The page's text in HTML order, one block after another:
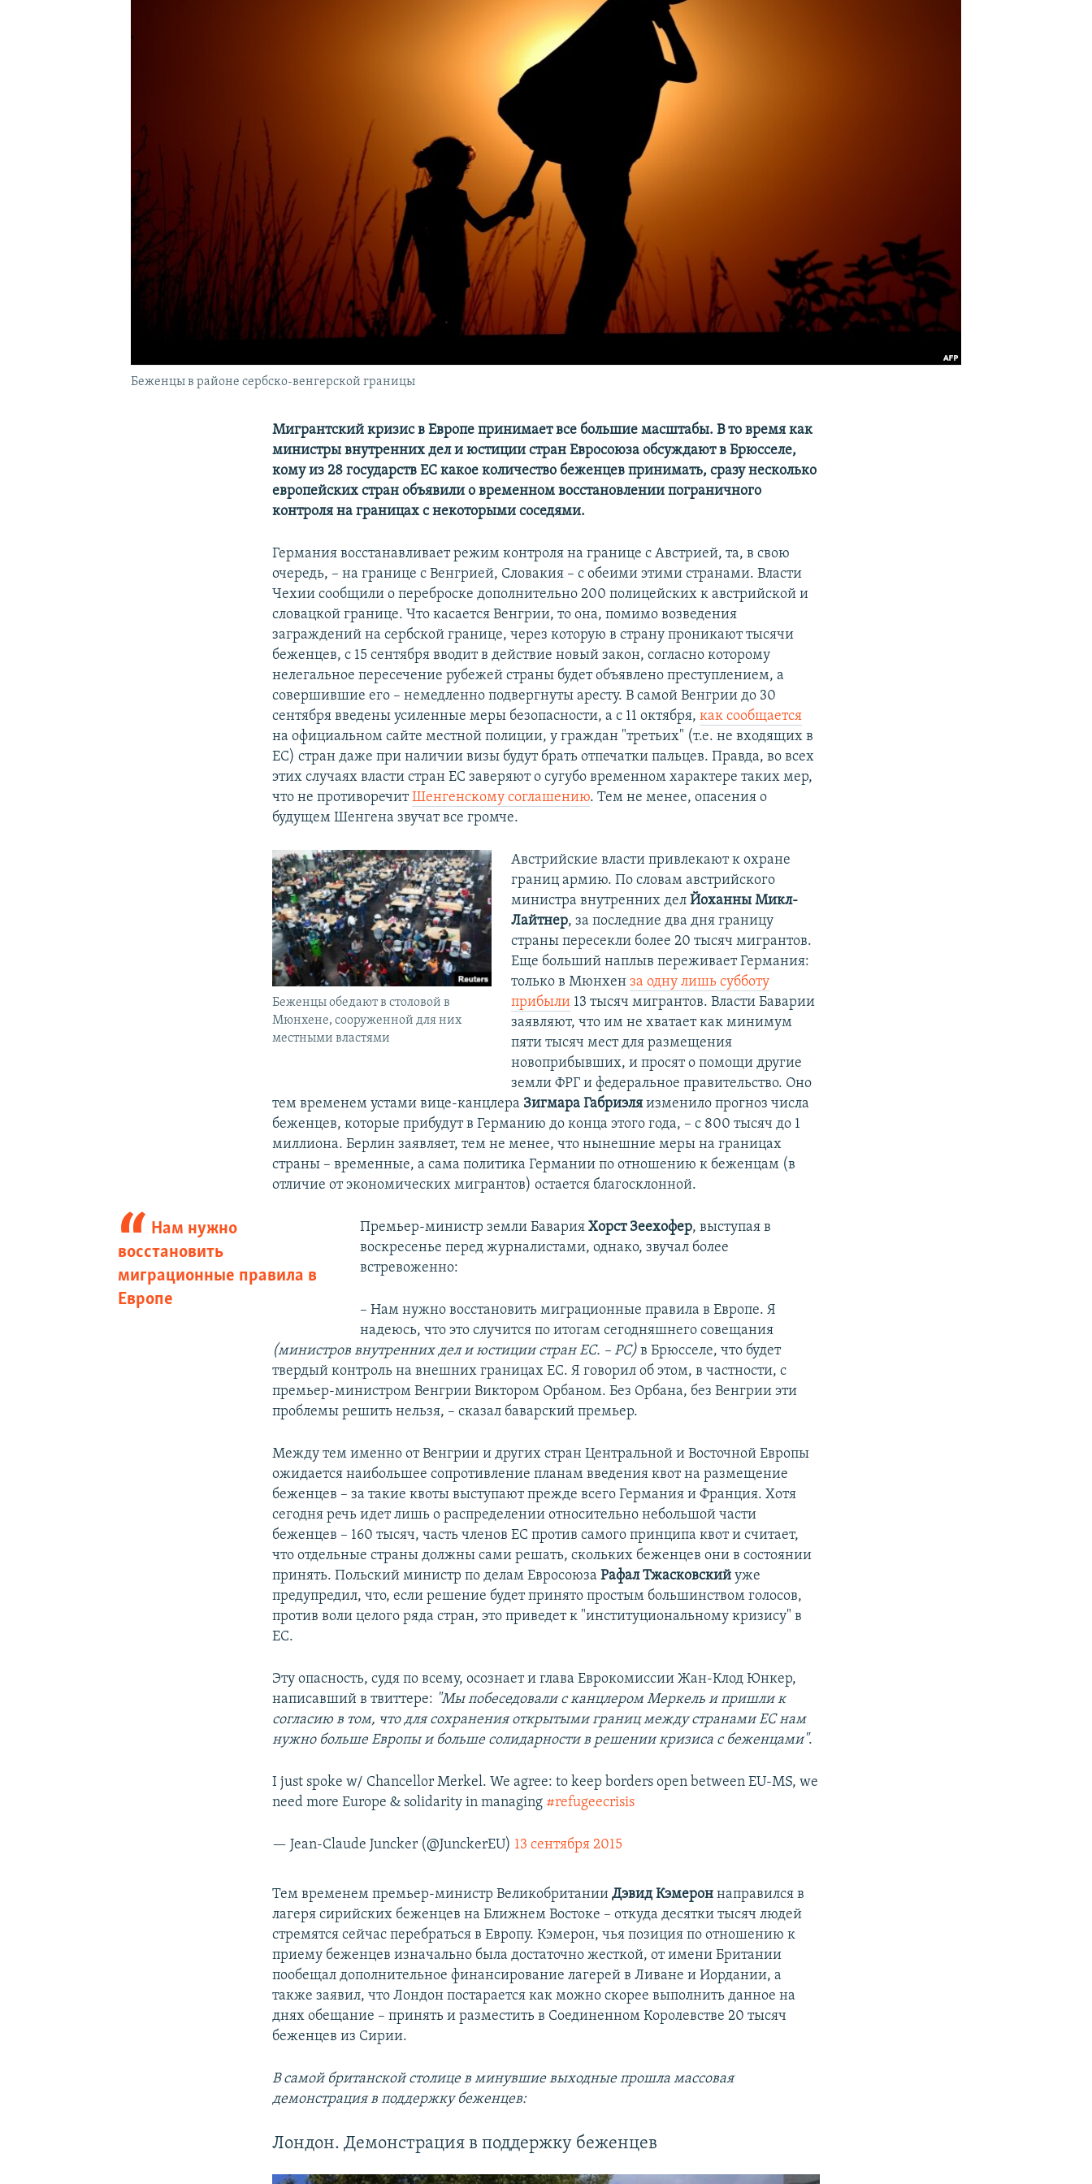
Беженцы в районе сербско-венгерской границы
Мигрантский кризис в Европе принимает все большие масштабы. В то время как
министры внутренних дел и юстиции стран Евросоюза обсуждают в Брюсселе,
кому из 28 государств ЕС какое количество беженцев принимать, сразу несколько
европейских стран объявили о временном восстановлении пограничного
контроля на границах с некоторыми соседями.
Германия восстанавливает режим контроля на границе с Австрией, та, в свою
очередь, – на границе с Венгрией, Словакия – с обеими этими странами. Власти
Чехии сообщили о переброске дополнительно 200 полицейских к австрийской и
словацкой границе. Что касается Венгрии, то она, помимо возведения
заграждений на сербской границе, через которую в страну проникают тысячи
беженцев, с 15 сентября вводит в действие новый закон, согласно которому
нелегальное пересечение рубежей страны будет объявлено преступлением, а
совершившие его – немедленно подвергнуты аресту. В самой Венгрии до 30
сентября введены усиленные меры безопасности, а с 11 октября,как сообщается
на официальном сайте местной полиции, у граждан "третьих" (т.е. не входящих в
ЕС) стран даже при наличии визы будут брать отпечатки пальцев. Правда, во всех
этих случаях власти стран ЕС заверяют о сугубо временном характере таких мер,
что не противоречитШенгенскому соглашению. Тем не менее, опасения о
будущем Шенгена звучат все громче.
Беженцы обедают в столовой в
Мюнхене, сооруженной для них
местными властями
Австрийские власти привлекают к охране
границ армию. По словам австрийского
министра внутренних дел Йоханны Микл-
Лайтнер, за последние два дня границу
страны пересекли более 20 тысяч мигрантов.
Еще больший наплыв переживает Германия:
только в Мюнхен за одну лишь субботу
прибыли13 тысяч мигрантов. Власти Баварии
заявляют, что им не хватает как минимум
пяти тысяч мест для размещения
новоприбывших, и просят о помощи другие
земли ФРГ и федеральное правительство. Оно
тем временем устами вице-канцлера Зигмара Габриэля изменило прогноз числа
беженцев, которые прибудут в Германию до конца этого года, – с 800 тысяч до 1
миллиона. Берлин заявляет, тем не менее, что нынешние меры на границах
страны – временные, а сама политика Германии по отношению к беженцам (в
отличие от экономических мигрантов) остается благосклонной.
Нам нужно
восстановить
миграционные правила в
Европе
Премьер-министр земли Бавария Хорст Зеехофер, выступая в
воскресенье перед журналистами, однако, звучал более
встревоженно:
– Нам нужно восстановить миграционные правила в Европе. Я
надеюсь, что это случится по итогам сегодняшнего совещания
(министров внутренних дел и юстиции стран ЕС. – РС) в Брюсселе, что будет
твердый контроль на внешних границах ЕС. Я говорил об этом, в частности, с
премьер-министром Венгрии Виктором Орбаном. Без Орбана, без Венгрии эти
проблемы решить нельзя, – сказал баварский премьер.
Между тем именно от Венгрии и других стран Центральной и Восточной Европы
ожидается наибольшее сопротивление планам введения квот на размещение
беженцев – за такие квоты выступают прежде всего Германия и Франция. Хотя
сегодня речь идет лишь о распределении относительно небольшой части
беженцев – 160 тысяч, часть членов ЕС против самого принципа квот и считает,
что отдельные страны должны сами решать, скольких беженцев они в состоянии
принять. Польский министр по делам ЕвросоюзаРафал Тжасковский уже
предупредил, что, если решение будет принято простым большинством голосов,
против воли целого ряда стран, это приведет к "институциональному кризису" в
ЕС.
Эту опасность, судя по всему, осознает и глава Еврокомиссии Жан-Клод Юнкер,
написавший в твиттере: "Мы побеседовали с канцлером Меркель и пришли к
согласию в том, что для сохранения открытыми границ между странами ЕС нам
нужно больше Европы и больше солидарности в решении кризиса с беженцами".
I just spoke w/ Chancellor Merkel. We agree: to keep borders open between EU-MS, we
need more Europe & solidarity in managing #refugeecrisis
— Jean-Claude Juncker (@JunckerEU) 13 сентября 2015
Тем временем премьер-министр ВеликобританииДэвид Кэмерон направился в
лагеря сирийских беженцев на Ближнем Востоке – откуда десятки тысяч людей
стремятся сейчас перебраться в Европу. Кэмерон, чья позиция по отношению к
приему беженцев изначально была достаточно жесткой, от имени Британии
пообещал дополнительное финансирование лагерей в Ливане и Иордании, а
также заявил, что Лондон постарается как можно скорее выполнить данное на
днях обещание – принять и разместить в Соединенном Королевстве 20 тысяч
беженцев из Сирии.
В самой британской столице в минувшие выходные прошла массовая
демонстрация в поддержку беженцев:
Лондон. Демонстрация в поддержку беженцев